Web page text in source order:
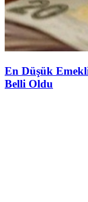
En Düşük
Belli Oldu